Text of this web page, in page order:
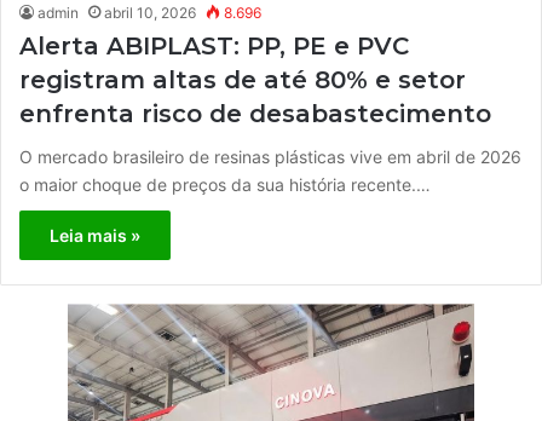
admin abril 10, 2026 8.696
Alerta ABIPLAST: PP, PE e PVC
registram altas de até 80% e setor
enfrenta risco de desabastecimento
O mercado brasileiro de resinas plásticas vive em abril de 2026
o maior choque de preços da sua história recente.…
Leia mais »